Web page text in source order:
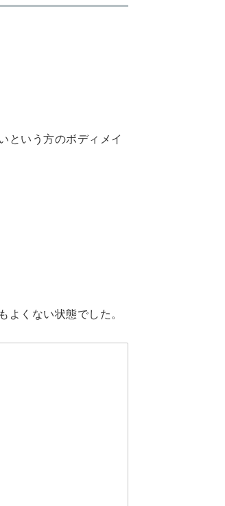
という方のボディメイ
くない状態でした。